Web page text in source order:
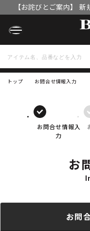
【お詫びとご案内】
OFFクーポ
トップ お問合せ情報入力
お問合せ情報入
力
お
お問